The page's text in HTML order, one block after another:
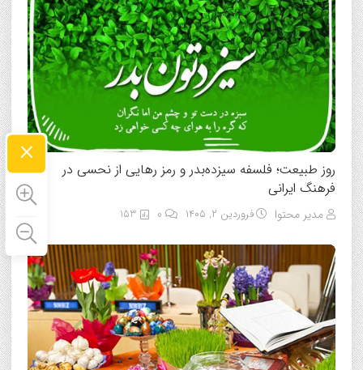
روز طبیعت؛ فلسفه سیزده‌بدر و رمز رهایی از نحسی در
فرهنگ ایرانی
مدیر محتوا فروردین ۲, ۱۴۰۵ 153
×